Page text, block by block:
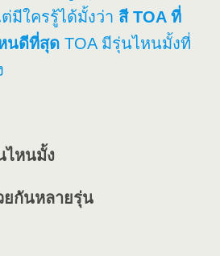
มีใครรู้ได้มั้งว่า สี TOA ที่
นดีที่สุด TOA มีรุ่นไหนมั้งที่
ไหนมั้ง
ยกันหลายรุ่น